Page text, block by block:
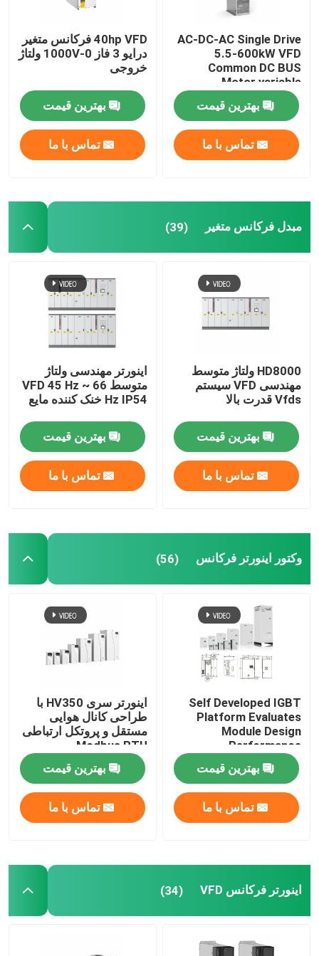
اینورتر هیبریدی خورشیدی
AC-DC-AC Single Drive
5.5-600kW VFD
Common DC BUS
Motor variable
بلند کردنبهترین قیمت
تماس با ما
40hp VFD فرکانس متغیر
درایو 3 فاز 0-1000V ولتاژ
خروجی
بهترین قیمت
تماس با ما
مبدل فرکانس متغیر (39)
HD8000 ولتاژ متوسط
مهندسی VFD سیستم
Vfds قدرت بالا
بهترین قیمت
تماس با ما
اینورتر مهندسی ولتاژ
متوسط VFD 45 Hz ~ 66
Hz IP54 خنک کننده مایع
بهترین قیمت
تماس با ما
وکتور اینورتر فرکانس (56)
Self Developed IGBT
Platform Evaluates
Module Design
Performance
بهترین قیمت
تماس با ما
اینورتر سری HV350 با
طراحی کانال هوایی
مستقل و پروتکل ارتباطی
Modbus RTU
50Hz/60Hz±5% فرکانس
ورودی
بهترین قیمت
تماس با ما
اینورتر فرکانس VFD (34)